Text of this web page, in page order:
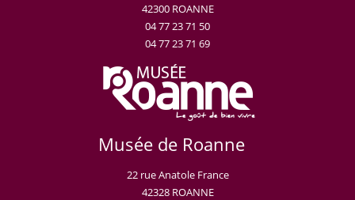
42300 ROANNE
04 77 23 71 50
04 77 23 71 69
Musée de Roanne
22 rue Anatole France
42328 ROANNE